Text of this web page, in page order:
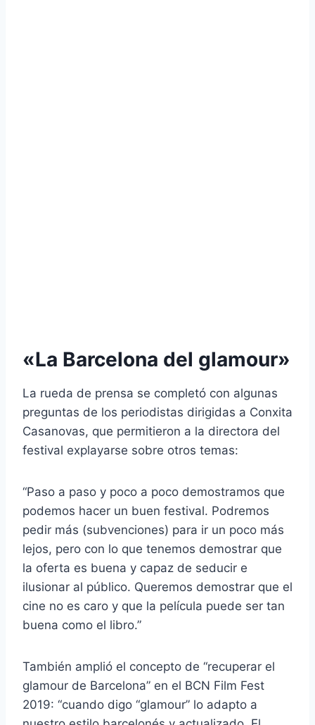
«La Barcelona del glamour»
La rueda de prensa se completó con algunas
preguntas de los periodistas dirigidas a Conxita
Casanovas, que permitieron a la directora del
festival explayarse sobre otros temas:
“Paso a paso y poco a poco demostramos que
podemos hacer un buen festival. Podremos
pedir más (subvenciones) para ir un poco más
lejos, pero con lo que tenemos demostrar que
la oferta es buena y capaz de seducir e
ilusionar al público. Queremos demostrar que el
cine no es caro y que la película puede ser tan
buena como el libro.”
También amplió el concepto de “recuperar el
glamour de Barcelona” en el BCN Film Fest
2019: “cuando digo “glamour” lo adapto a